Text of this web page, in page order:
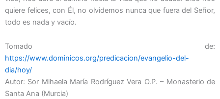
quiere felices, con Él, no olvidemos nunca que fuera del Señor,
todo es nada y vacío.
Tomado de:
https://www.dominicos.org/predicacion/evangelio-del-
dia/hoy/
Autor: Sor Mihaela María Rodríguez Vera O.P. – Monasterio de
Santa Ana (Murcia)